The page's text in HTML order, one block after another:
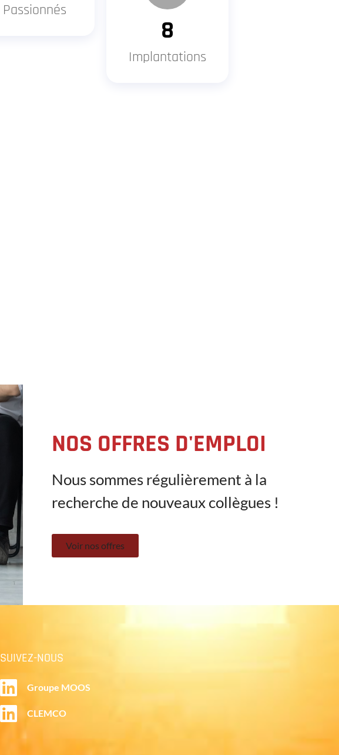
Passionnés
8
Implantations
NOS OFFRES D'EMPLOI
Nous sommes régulièrement à la
recherche de nouveaux collègues !
Voir nos offres
SUIVEZ-NOUS
Groupe MOOS
CLEMCO